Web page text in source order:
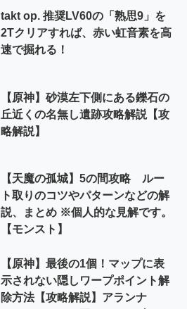
takt op. 推奨LV60の「熟思9」を
2Tクリアすれば、赤い虹音素を高
速で掘れる！
【原神】砂漠左下側にある鑠石の
丘近くの名無し遺跡攻略解説【攻
略解説】
【天魔の孤城】5の間攻略 ルー
ト取りのコツやパターンなどの解
説、まとめ ※個人的な見解です。
【モンスト】
【原神】最後の1個！マップに表
示されない隠しワープポイント解
除方法【攻略解説】アランナ